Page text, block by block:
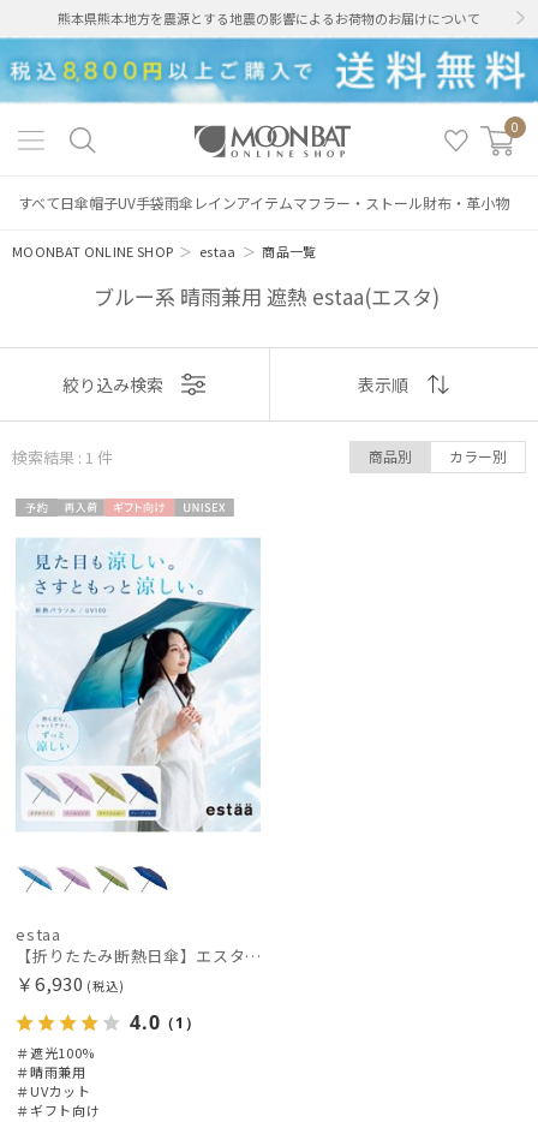
熊本県熊本地方を震源とする地震の影響によるお荷物のお届けについて
0
すべて日傘帽子UV手袋雨傘 レインアイテムマフラー・ストール財布・革小物
MOONBAT ONLINE SHOP ＞ estaa ＞商品一覧
ブルー系 晴雨兼用 遮熱 estaa(エスタ)
レディース
カテゴリー
ブランド
estaa
HANWAY
ハンウェイ
MAGICAL TECH
マジカルテック
POLO RALPH LAUREN
ポロ ラルフ ローレン
傘機能
その他
表示
おすすめ
価格の高い
順
価格の低い
人気順
売上点数順
お気に入り
絞り込み検索 表示順
検索結果 : 1 件 商品別 カラー別
荷
向け
estaa
【折りたたみ断熱日傘】エスタ (estaa) ハニカム断熱パラソル グラデーション 折りたたみ傘 晴雨兼用 遮光100 UV100
￥6,930 (税込)
4.0 （1）
＃遮光100%
＃晴雨兼用
＃UVカット
＃ギフト向け